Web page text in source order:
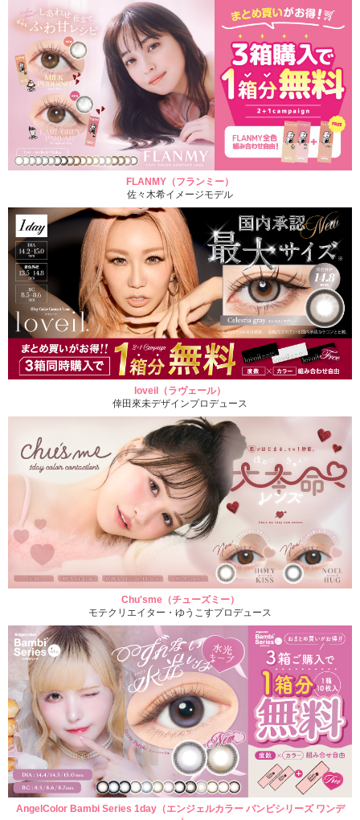
FLANMY（フランミー）
佐々木希イメージモデル
loveil（ラヴェール）
倖田來未デザインプロデュース
Chu'sme（チューズミー）
モテクリエイター・ゆうこすプロデュース
AngelColor Bambi Series 1day（エンジェルカラー バンビシリーズ ワンデ